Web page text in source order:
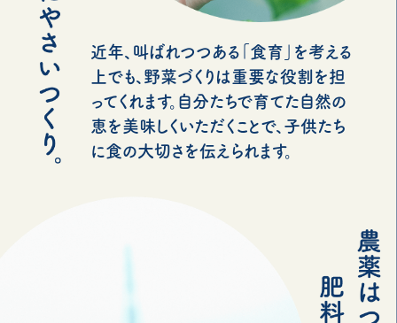
近年、叫ばれつつある「食育」を考える
上でも、野菜づくりは重要な役割を担
ってくれます。自分たちで育てた自然の
恵を美味しくいただくことで、子供たち
に食の大切さを伝えられます。